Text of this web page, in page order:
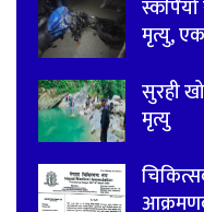
मृत्यु,
सुरही
मृत्यु